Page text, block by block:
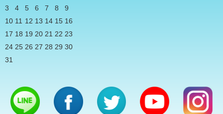
3
4 5 6 7 8
9
10 11 12 13 14 15 16
17 18 19 20 21 22 23
24 25 26 27 28 29 30
31